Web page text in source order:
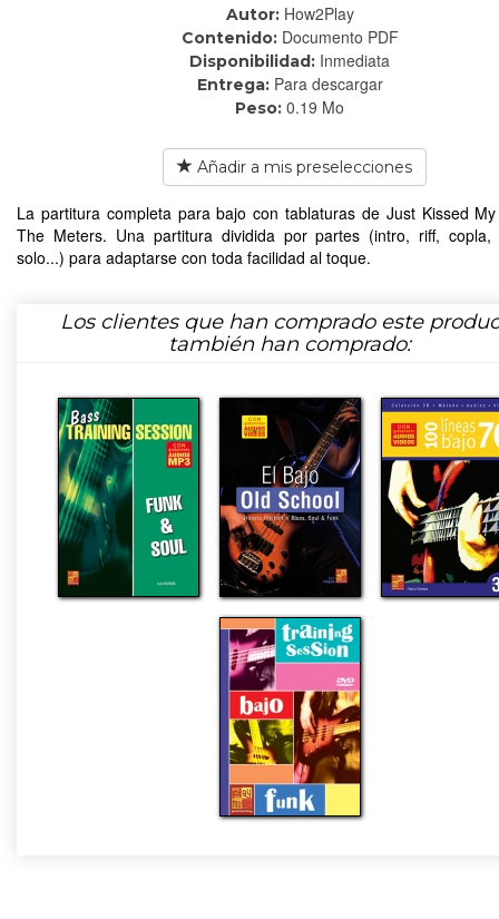
Autor: How2Play
Contenido: Documento PDF
Disponibilidad: Inmediata
Entrega: Para descargar
Peso: 0.19 Mo
Añadir a mis preselecciones
La partitura completa para bajo con tablaturas de Just Kissed
The Meters. Una partitura dividida por partes (intro, riff, copla,
solo...) para adaptarse con toda facilidad al toque.
Los clientes que han comprado este
también han comprado: